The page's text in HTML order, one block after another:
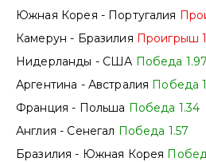
Южная Корея - Португалия
Камерун - Бразилия Проигрыш
Нидерланды - США Победа 1.97
Аргентина - Австралия Победа
Франция - Польша Победа 1.34
Англия - Сенегал Победа 1.57
Бразилия - Южная Корея